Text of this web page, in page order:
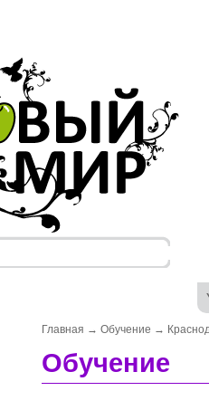
Главная → Обучение →
Обучение